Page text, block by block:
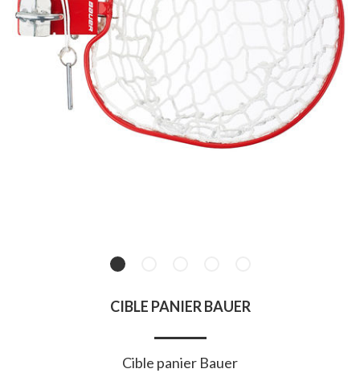
CIBLE PANIER BAUER
Cible panier Bauer